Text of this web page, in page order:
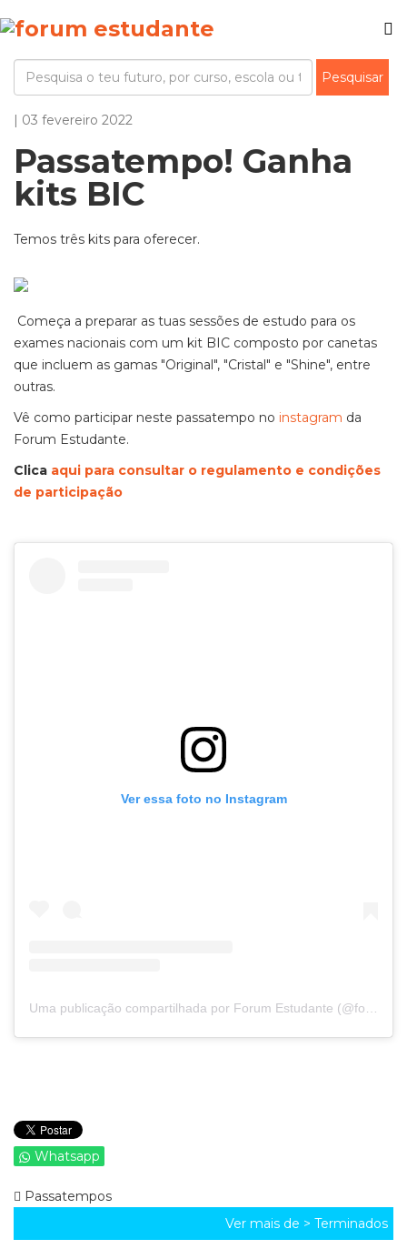
| 03 fevereiro 2022
Passatempo! Ganha
kits BIC
Temos três kits para oferecer.
Começa a preparar as tuas sessões de estudo para os
exames nacionais com um kit BIC composto por canetas
que incluem as gamas "Original", "Cristal" e "Shine", entre
outras.
Vê como participar neste passatempo no instagram da
Forum Estudante.
Clica aqui para consultar o regulamento e condições
de participação
Ver essa foto no Instagram
Uma publicação compartilhada por Forum Estudante (@forumestudante)
Whatsapp
Passatempos
Ver mais de > Terminados